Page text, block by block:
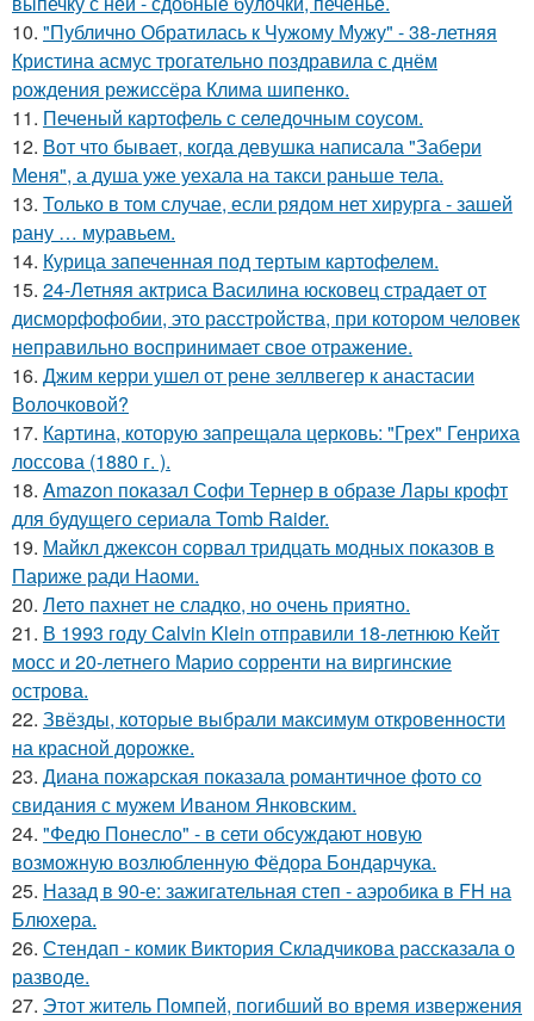
10. "Публично Обратилась к Чужому Мужу" - 38-летняя
Кристина асмус трогательно поздравила с днём
рождения режиссёра Клима шипенко.
11. Печеный картофель с селедочным соусом.
12. Вот что бывает, когда девушка написала "Забери
Меня", а душа уже уехала на такси раньше тела.
13. Только в том случае, если рядом нет хирурга - зашей
рану … муравьем.
14. Курица запеченная под тертым картофелем.
15. 24-Летняя актриса Василина юсковец страдает от
дисморфофобии, это расстройства, при котором человек
неправильно воспринимает свое отражение.
16. Джим керри ушел от рене зеллвегер к анастасии
Волочковой?
17. Картина, которую запрещала церковь: "Грех" Генриха
лоссова (1880 г. ).
18. Amazon показал Софи Тернер в образе Лары крофт
для будущего сериала Tomb Raider.
19. Майкл джексон сорвал тридцать модных показов в
Париже ради Наоми.
20. Лето пахнет не сладко, но очень приятно.
21. В 1993 году Calvin Klein отправили 18-летнюю Кейт
мосс и 20-летнего Марио сорренти на виргинские
острова.
22. Звёзды, которые выбрали максимум откровенности
на красной дорожке.
23. Диана пожарская показала романтичное фото со
свидания с мужем Иваном Янковским.
24. "Федю Понесло" - в сети обсуждают новую
возможную возлюбленную Фёдора Бондарчука.
25. Назад в 90-е: зажигательная степ - аэробика в FH на
Блюхера.
26. Стендап - комик Виктория Складчикова рассказала о
разводе.
27. Этот житель Помпей, погибший во время извержения